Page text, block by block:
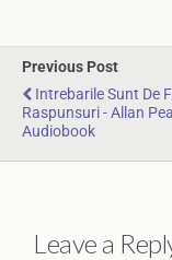
Previous Post
Intrebarile Sunt De
Raspunsuri - Allan
Audiobook
Leave a